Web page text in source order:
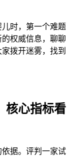
时，第一个难题
权威信息，聊聊
拨开迷雾，找到
核心指标看
据。评判一家试